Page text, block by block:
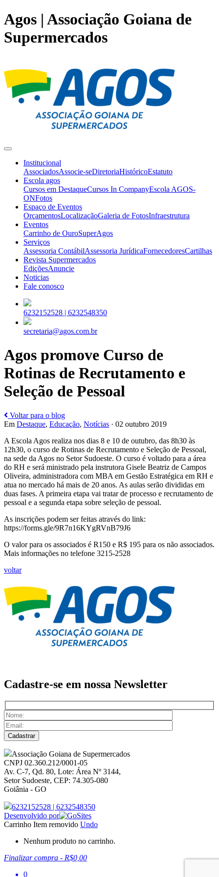
Agos | Associação Goiana de
Supermercados
Institucional
AssociadosAssocie-seDiretoriaHistóricoEstatuto
Escola agos
Cursos em DestaqueCursos In CompanyEscola AGOS-
ONFotos
Espaço de Eventos
OrçamentosLocalizaçãoGaleria de FotosInfraestrutura
Eventos
Carrinho de OuroSuperAgos
Serviços
Assessoria ContábilAssessoria JurídicaFornecedoresCartilhas
Revista Supermercados
EdiçõesAnuncie
Noticias
Fale conosco
6232152528 | 6232548350
secretaria@agos.com.br
Agos promove Curso de
Rotinas de Recrutamento e
Seleção de Pessoal
Voltar para o blog
Em Destaque, Educação, Notícias · 02 outubro 2019
A Escola Agos realiza nos dias 8 e 10 de outubro, das 8h30 às
12h30, o curso de Rotinas de Recrutamento e Seleção de Pessoal,
na sede da Agos no Setor Sudoeste. O curso é voltado para a área
do RH e será ministrado pela instrutora Gisele Beatriz de Campos
Oliveira, administradora com MBA em Gestão Estratégica em RH e
atua no mercado há mais de 20 anos. As aulas serão divididas em
duas fases. A primeira etapa vai tratar de processo e recrutamento de
pessoal e a segunda etapa sobre seleção de pessoal.
As inscrições podem ser feitas através do link:
https://forms.gle/9R7n16KYgRVnB79J6
O valor para os associados é R150 e R$ 195 para os não associados.
Mais informações no telefone 3215-2528
voltar
Cadastre-se em nossa Newsletter
Associação Goiana de Supermercados
CNPJ 02.360.212/0001-05
Av. C-7, Qd. 80, Lote: Área Nº 3144,
Setor Sudoeste, CEP: 74.305-080
Goiânia - GO
6232152528 | 6232548350
Desenvolvido por
Carrinho Item removido Undo
Nenhum produto no carrinho.
Finalizar compra - R$0,00
0